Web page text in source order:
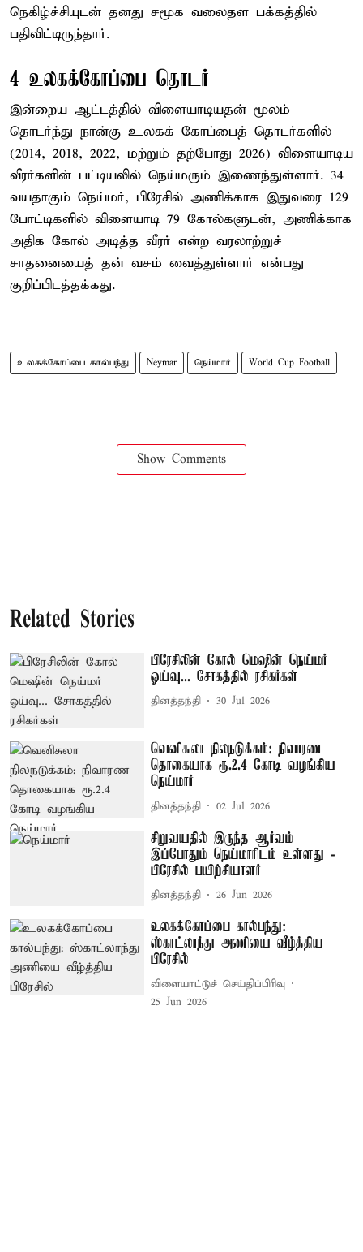
நெகிழ்ச்சியுடன் தனது சமூக வலைதள பக்கத்தில்
பதிவிட்டிருந்தார்.
4 உலகக்கோப்பை தொடர்
இன்றைய ஆட்டத்தில் விளையாடியதன் மூலம்
தொடர்ந்து நான்கு உலகக் கோப்பைத் தொடர்களில்
(2014, 2018, 2022, மற்றும் தற்போது 2026) விளையாடிய
வீரர்களின் பட்டியலில் நெய்மரும் இணைந்துள்ளார். 34
வயதாகும் நெய்மர், பிரேசில் அணிக்காக இதுவரை 129
போட்டிகளில் விளையாடி 79 கோல்களுடன், அணிக்காக
அதிக கோல் அடித்த வீரர் என்ற வரலாற்றுச்
சாதனையைத் தன் வசம் வைத்துள்ளார் என்பது
குறிப்பிடத்தக்கது.
உலகக்கோப்பை கால்பந்து Neymar நெய்மார் World Cup Football
Show Comments
Related Stories
பிரேசிலின் கோல் மெஷின் நெய்மர்
ஓய்வு... சோகத்தில் ரசிகர்கள்
தினத்தந்தி 30 Jul 2026
வெனிசுலா நிலநடுக்கம்: நிவாரண
தொகையாக ரூ.2.4 கோடி வழங்கிய
நெய்மார்
தினத்தந்தி 02 Jul 2026
சிறுவயதில் இருந்த ஆர்வம்
இப்போதும் நெய்மாரிடம் உள்ளது -
பிரேசில் பயிற்சியாளர்
தினத்தந்தி 26 Jun 2026
உலகக்கோப்பை கால்பந்து:
ஸ்காட்லாந்து அணியை வீழ்த்திய
பிரேசில்
விளையாட்டுச் செய்திப்பிரிவு
25 Jun 2026